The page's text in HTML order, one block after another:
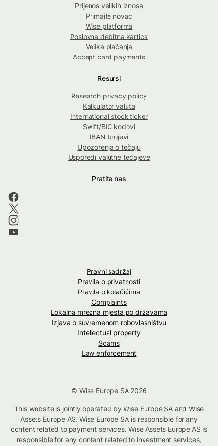
Prijenos velikih iznosa
Primajte novac
Wise platforma
Poslovna debitna kartica
Velika plaćanja
Accept card payments
Resursi
Research privacy policy
Kalkulator valuta
International stock ticker
Swift/BIC kodovi
IBAN brojevi
Upozorenja o tečaju
Usporedi valutne tečajeve
Pratite nas
Pravni sadržaj
Pravila o privatnosti
Pravila o kolačićima
Complaints
Lokalna mrežna mjesta po državama
Izjava o suvremenom robovlasništvu
Intellectual property
Scams
Law enforcement
© Wise Europe SA 2026
This website is jointly operated by Wise Europe SA and Wise
Assets Europe AS. Wise Europe SA is responsible for any
content related to payment services. Wise Assets Europe AS is
responsible for any content related to investment services,